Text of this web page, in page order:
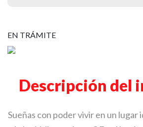
EN TRÁMITE
Descripción del
Sueñas con poder vivir en un lugar